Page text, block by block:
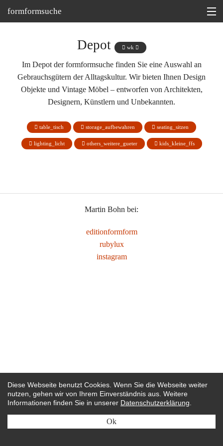
formformsuche
Depot
Martin Bohn @
Depot wk
Im Depot der formformsuche finden Sie eine Auswahl an
Gebrauchsgütern der Alltagskultur. Wir bieten Ihnen Design
Objekte und Vintage Möbel – entworfen von Architekten,
Designern, Künstlern und Unbekannten.
table_tisch storage_aufbewahren seating_sitzen
lighting_licht others_weitere_gueter kids_kleine_ffs
Martin Bohn bei:
editionformform
rubylux
instagram
Diese Webseite benutzt Cookies. Wenn Sie die Webseite weiter
nutzen, gehen wir von Ihrem Einverständnis aus. Weitere
Informationen finden Sie in unserer Datenschutzerklärung
Ok